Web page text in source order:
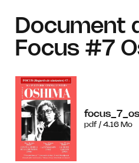
Document
Focus #7
pdf / 4.16 Mo